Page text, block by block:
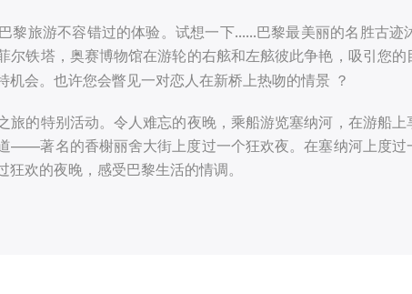
黎旅游不容错过的体验。试想一下......巴黎最美丽的名胜古
尔铁塔，奥赛博物馆在游轮的右舷和左舷彼此争艳，吸引您
机会。也许您会瞥见一对恋人在新桥上热吻的情景 ？
旅的特别活动。令人难忘的夜晚，乘船游览塞纳河，在游船
——著名的香榭丽舍大街上度过一个狂欢夜。在塞纳河上度
欢的夜晚，感受巴黎生活的情调。